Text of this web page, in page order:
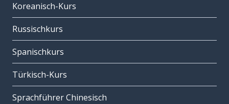
Koreanisch-Kurs
Russischkurs
Spanischkurs
Türkisch-Kurs
Sprachführer Chinesisch